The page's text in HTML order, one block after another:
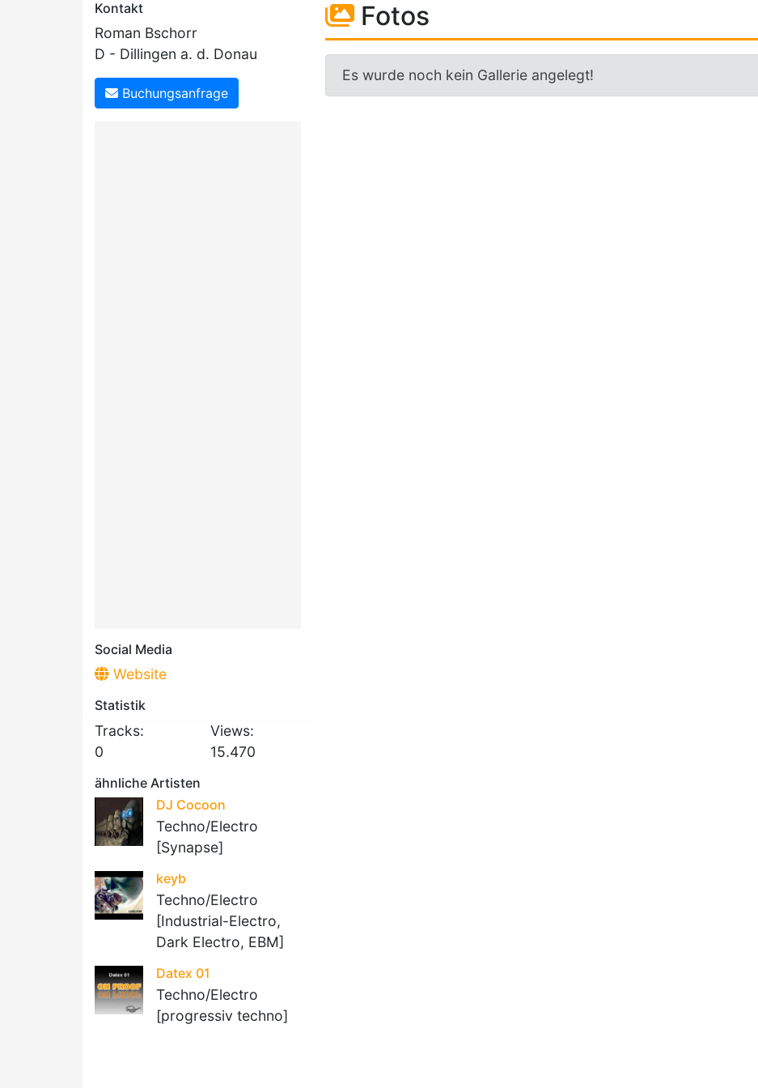
Kontakt
Roman Bschorr
D - Dillingen a. d. Donau
Buchungsanfrage
Social Media
Website
Statistik
Tracks:
0
Views:
15.470
ähnliche Artisten
DJ Cocoon
Techno/Electro
[Synapse]
keyb
Techno/Electro
[Industrial-Electro,
Dark Electro, EBM]
Datex 01
Techno/Electro
[progressiv techno]
Fotos
Es wurde noch kein Gallerie angelegt!